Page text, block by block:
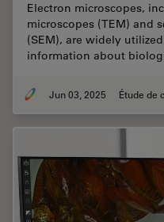
Electron microscopes,
microscopes (TEM) and
(SEM), are widely
information about
Jun 03, 2025 Étude de